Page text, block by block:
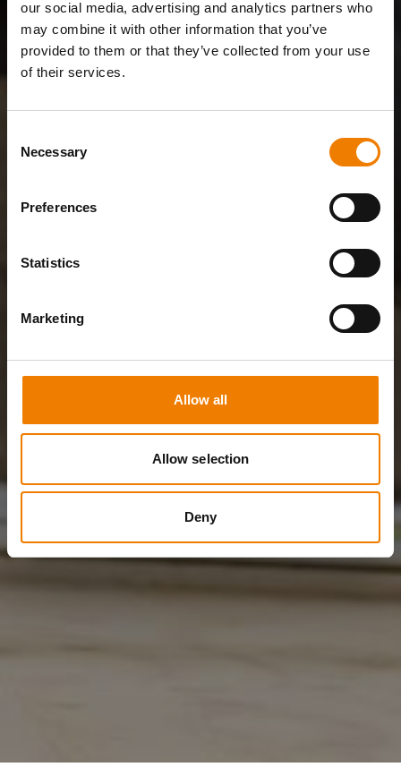
our social media, advertising and analytics partners who
may combine it with other information that you’ve
provided to them or that they’ve collected from your use
of their services.
Selection
Necessary
Preferences
Statistics
Marketing
Allow all
Allow selection
Deny